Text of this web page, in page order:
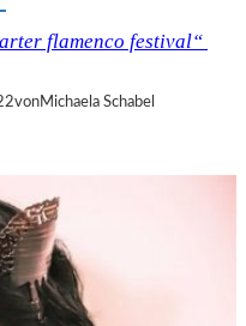
flamenco festival“
vonMichaela Schabel